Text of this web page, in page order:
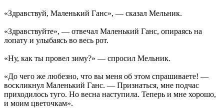
«Здравствуй, Маленький Ганс», — сказал Мельник.
«Здравствуйте», — отвечал Маленький Ганс, опираясь на
лопату и улыбаясь во весь рот.
«Ну, как ты провел зиму?» — спросил Мельник.
«До чего же любезно, что вы меня об этом спрашиваете! —
воскликнул Маленький Ганс. — Признаться, мне подчас
приходилось туго. Но весна наступила. Теперь и мне хорошо,
и моим цветочкам».